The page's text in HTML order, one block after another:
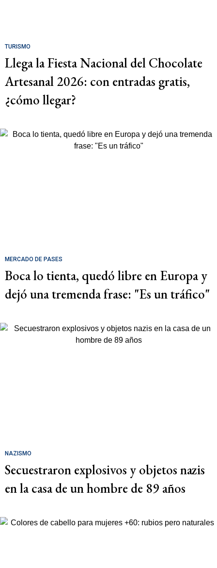
TURISMO
Llega la Fiesta Nacional del Chocolate
Artesanal 2026: con entradas gratis,
¿cómo llegar?
MERCADO DE PASES
Boca lo tienta, quedó libre en Europa y
dejó una tremenda frase: "Es un tráfico"
NAZISMO
Secuestraron explosivos y objetos nazis
en la casa de un hombre de 89 años